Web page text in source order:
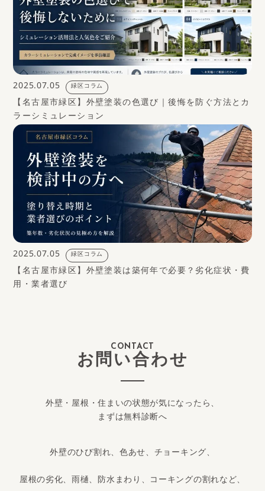
2025.07.05 緑区コラム
【名古屋市緑区】外壁塗装の色選び｜後悔を防ぐ方法とカ
ラーシミュレーション
2025.07.05 緑区コラム
【名古屋市緑区】外壁塗装は築何年で必要？劣化症状・費
用・業者選び
CONTACT
お問い合わせ
外壁・屋根・住まいの状態が気になったら、
まずは無料診断へ
外壁のひび割れ、色あせ、チョーキング、
屋根の劣化、雨樋、防水まわり、コーキングの割れなど、